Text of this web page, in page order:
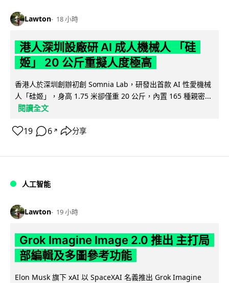
Lawton 18 小時
港人深圳設廠研 AI 成人機械人 「硅
姬」 20 公斤重擬人度極高
香港人於深圳創辦初創 Somnia Lab，研發出首款 AI 性愛機械
人「硅姬」，身高 1.75 米卻僅重 20 公斤，內置 165 種親密...
閱讀全文
19 6 ↗ 分享
人工智能
Lawton 19 小時
Grok Imagine Image 2.0 推出 主打局
部編輯及多圖參考功能
Elon Musk 旗下 xAI 以 SpaceXAI 名義推出 Grok Imagine